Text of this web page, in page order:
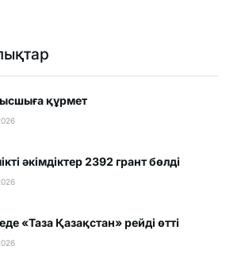
құрмет
әкімдіктер 2392 грант бөлді
«Таза Қазақстан» рейді өтті